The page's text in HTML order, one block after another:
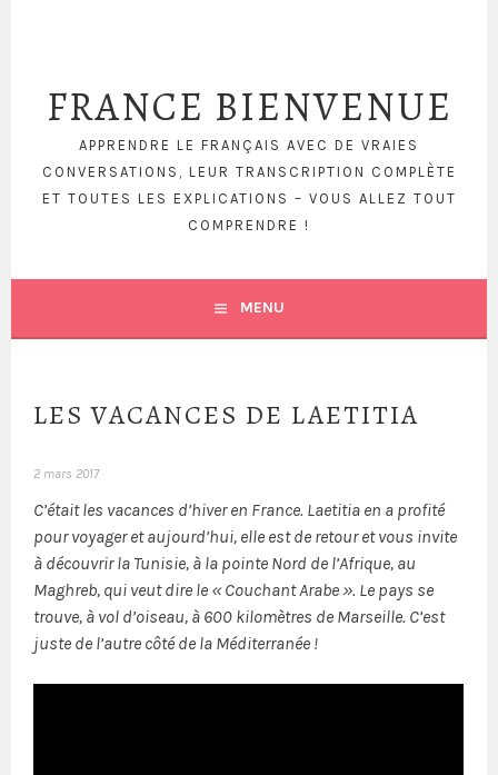
FRANCE BIENVENUE
APPRENDRE LE FRANÇAIS AVEC DE VRAIES
CONVERSATIONS, LEUR TRANSCRIPTION COMPLÈTE
ET TOUTES LES EXPLICATIONS – VOUS ALLEZ TOUT
COMPRENDRE !
MENU
LES VACANCES DE LAETITIA
2 mars 2017
C’était les vacances d’hiver en France. Laetitia en a profité
pour voyager et aujourd’hui, elle est de retour et vous invite
à découvrir la Tunisie, à la pointe Nord de l’Afrique, au
Maghreb, qui veut dire le « Couchant Arabe ». Le pays se
trouve, à vol d’oiseau, à 600 kilomètres de Marseille. C’est
juste de l’autre côté de la Méditerranée !